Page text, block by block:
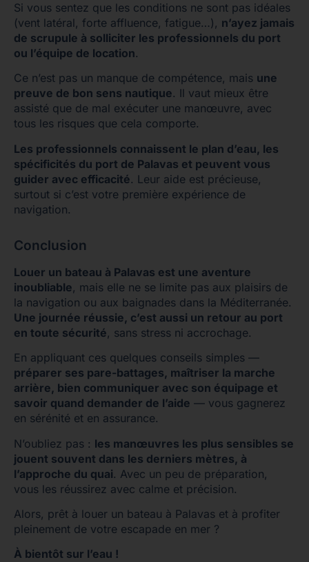
Si vous sentez que les conditions ne sont pas idéales
(vent latéral, forte affluence, fatigue…), n’ayez jamais
de scrupule à solliciter les professionnels du port
ou l’équipe de location.
Ce n’est pas un manque de compétence, mais une
preuve de bon sens nautique. Il vaut mieux être
assisté que de mal exécuter une manœuvre, avec
tous les risques que cela comporte.
Les professionnels connaissent le plan d’eau, les
spécificités du port de Palavas et peuvent vous
guider avec efficacité. Leur aide est précieuse,
surtout si c’est votre première expérience de
navigation.
Conclusion
Louer un bateau à Palavas est une aventure
inoubliable, mais elle ne se limite pas aux plaisirs de
la navigation ou aux baignades dans la Méditerranée.
Une journée réussie, c’est aussi un retour au port
en toute sécurité, sans stress ni accrochage.
En appliquant ces quelques conseils simples —
préparer ses pare-battages, maîtriser la marche
arrière, bien communiquer avec son équipage et
savoir quand demander de l’aide — vous gagnerez
en sérénité et en assurance.
N’oubliez pas : les manœuvres les plus sensibles se
jouent souvent dans les derniers mètres, à
l’approche du quai. Avec un peu de préparation,
vous les réussirez avec calme et précision.
Alors, prêt à louer un bateau à Palavas et à profiter
pleinement de votre escapade en mer ?
À bientôt sur l’eau !